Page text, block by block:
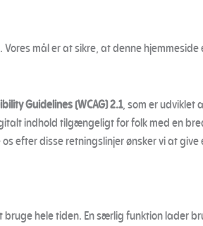
mål er at sikre, at denne
Guidelines (WCAG) 2.1, som er udviklet
indhold tilgængeligt for folk med en
efter disse retningslinjer ønsker vi at
hele tiden. En særlig funktion lader